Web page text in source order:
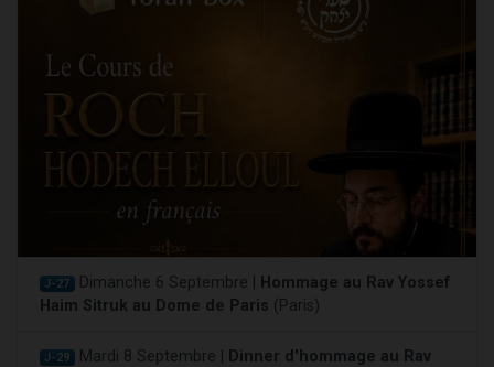
J-27 Dimanche 6 Septembre |
Hommage au Rav Yossef
Haim Sitruk au Dome de Paris (Paris)
J-29 Mardi 8 Septembre |
Dinner d'hommage au Rav